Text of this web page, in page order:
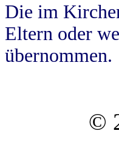
Die im
Eltern oder
übernommen.
©